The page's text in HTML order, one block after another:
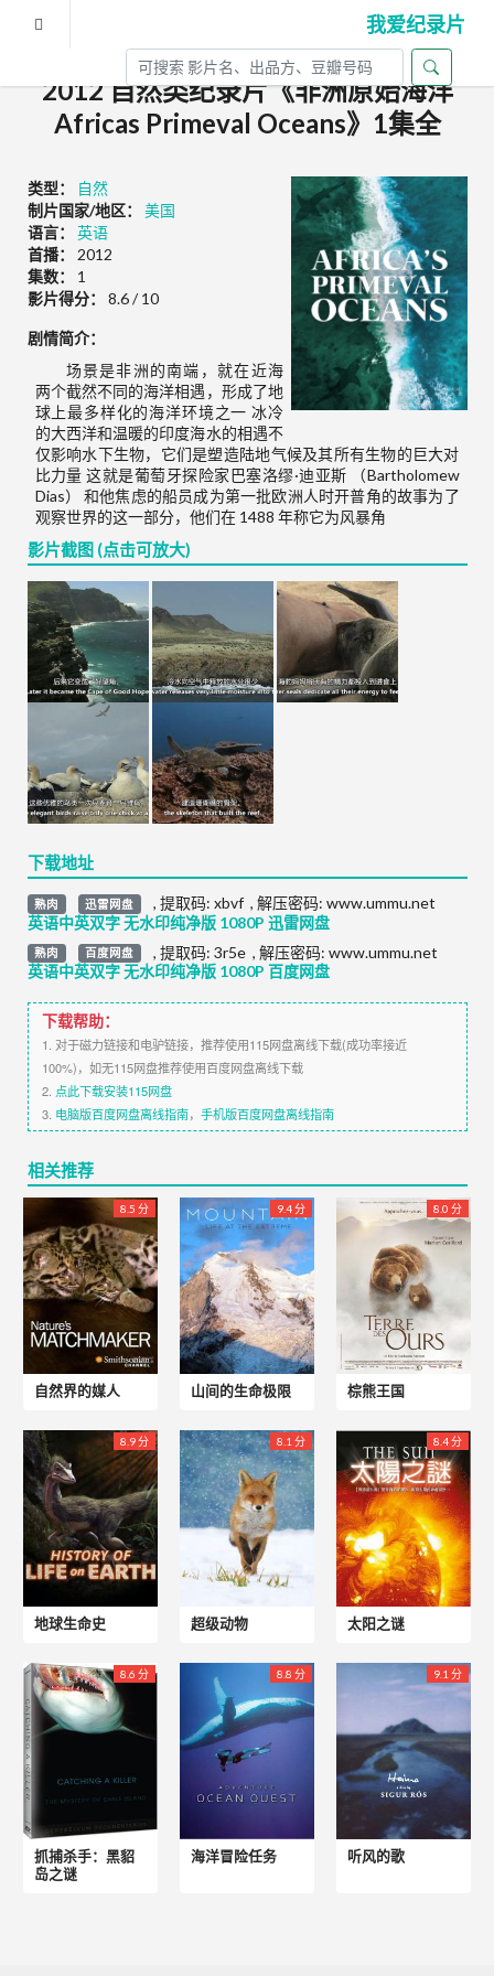
我爱纪录片
2012 自然类纪录片《非洲原始海洋
Africas Primeval Oceans》1集全
类型：
自然
制片国家/地区：
美国
语言：
英语
首播：
2012
集数：
1
影片得分：
8.6 / 10
剧情简介：
场景是非洲的南端，就在近海
两个截然不同的海洋相遇，形成了地
球上最多样化的海洋环境之一 冰冷
的大西洋和温暖的印度海水的相遇不
仅影响水下生物，它们是塑造陆地气候及其所有生物的巨大对
比力量 这就是葡萄牙探险家巴塞洛缪·迪亚斯 （Bartholomew
Dias） 和他焦虑的船员成为第一批欧洲人时开普角的故事为了
观察世界的这一部分，他们在 1488 年称它为风暴角
影片截图 (点击可放大)
下载地址
熟肉 迅雷网盘
英语中英双字 无水印纯净版 1080P 迅雷网盘
, 提取码: xbvf, 解压密码: www.ummu.net
熟肉 百度网盘
英语中英双字 无水印纯净版 1080P 百度网盘
, 提取码: 3r5e, 解压密码: www.ummu.net
下载帮助：
1. 对于磁力链接和电驴链接，推荐使用115网盘离线下载(成功率接近
100%)，如无115网盘推荐使用百度网盘离线下载
2. 点此下载安装115网盘
3. 电脑版百度网盘离线指南， 手机版百度网盘离线指南
相关推荐
8.5 分
自然界的媒人
9.4 分
山间的生命极限
8.0 分
棕熊王国
8.9 分
地球生命史
8.1 分
超级动物
8.4 分
太阳之谜
8.6 分
抓捕杀手：黑貂
岛之谜
8.8 分
海洋冒险任务
9.1 分
听风的歌